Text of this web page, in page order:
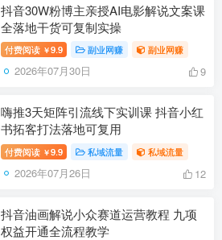
抖音30W粉博主亲授AI电影解说文案课
全落地干货可复制实操
付费阅读 ￥9.9 副业网赚 副业网赚
2026年07月30日 9
嗨推3天矩阵引流线下实训课 抖音小红
书拓客打法落地可复用
付费阅读 ￥9.9 私域流量 私域流量
2026年07月26日 12
抖音油画解说小众赛道运营教程 九项
权益开通全流程教学